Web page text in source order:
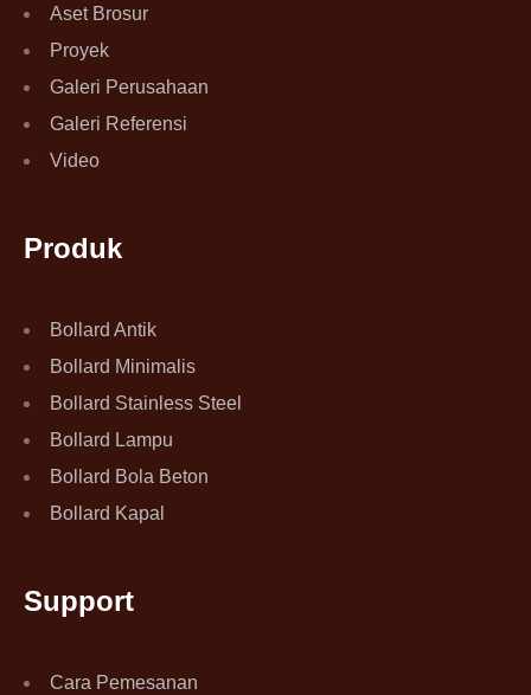
Aset Brosur
Proyek
Galeri Perusahaan
Galeri Referensi
Video
Produk
Bollard Antik
Bollard Minimalis
Bollard Stainless Steel
Bollard Lampu
Bollard Bola Beton
Bollard Kapal
Support
Cara Pemesanan